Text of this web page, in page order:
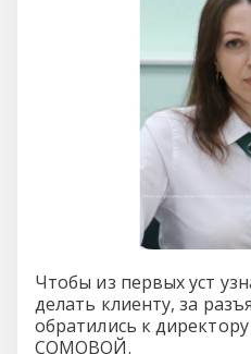
Чтобы из первых уст
делать клиенту, за
обратились к
СОМОВОЙ.